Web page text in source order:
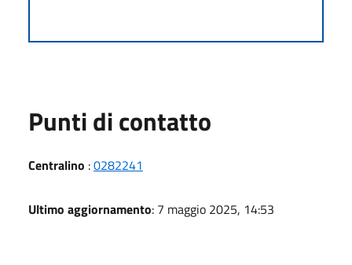
Punti di contatto
Centralino :0282241
Ultimo aggiornamento: 7 maggio 2025, 14:53